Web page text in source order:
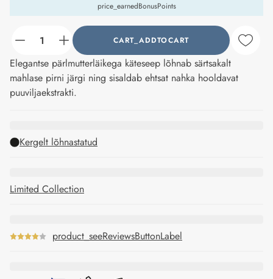
price_earnedBonusPoints
counter_current CART_ADDTOCART
Elegantse pärlmutterläikega käteseep lõhnab särtsakalt
mahlase pirni järgi ning sisaldab ehtsat nahka hooldavat
puuviljaekstrakti.
Kergelt lõhnastatud
Limited Collection
product_seeReviewsButtonLabel